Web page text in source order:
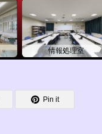
Pin it